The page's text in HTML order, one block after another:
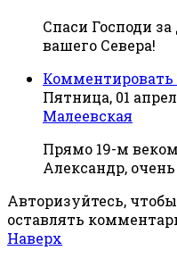
Спаси Господи
вашего Севера!
Комментировать
Пятница, 01
Малеевская
Прямо 19-м
Александр,
Авторизуйтесь,
оставлять
Наверх